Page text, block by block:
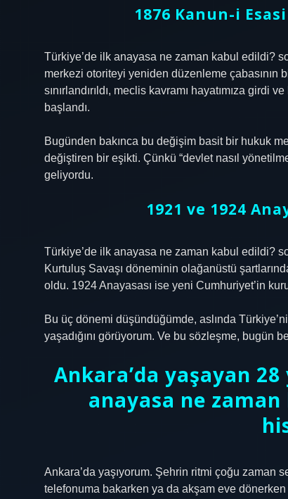
1876 Kanun-i
Türkiye’de ilk anayasa ne zaman kabul edildi?
merkezi otoriteyi yeniden düzenleme çabasının
sınırlandırıldı, meclis kavramı hayatımıza
başlandı.
Bugünden bakınca bu değişim basit bir hukuk
değiştiren bir eşikti. Çünkü “devlet nasıl
geliyordu.
1921 ve 1924
Türkiye’de ilk anayasa ne zaman kabul edildi?
Kurtuluş Savaşı döneminin olağanüstü
oldu. 1924 Anayasası ise yeni Cumhuriyet’in
Bu üç dönemi düşündüğümde, aslında
yaşadığını görüyorum. Ve bu sözleşme, bugün
Ankara’da yaşayan
anayasa ne
Ankara’da yaşıyorum. Şehrin ritmi çoğu zaman
telefonuma bakarken ya da akşam eve dönerken